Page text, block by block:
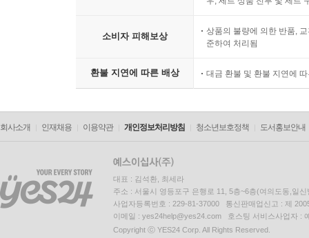
소비자 피해보상
상품의 불량에 의한 반품,
준하여 처리됨
환불 지연에 따른 배상 대금 환불 및 환불 지연에
회사소개 인재채용 이용약관 개인정보처리방침 청소년보호정책 도서홍보안내
대표 : 김석환, 최세라
주소 : 서울시 영등포구 은행로 11, 5층~6층(여의도동,일신
사업자등록번호 : 229-81-37000 통신판매업신고 : 제
이메일 : yes24help@yes24.com 호스팅 서비스사업자 :
Copyright ⓒ YES24 Corp. All Rights Reserved.